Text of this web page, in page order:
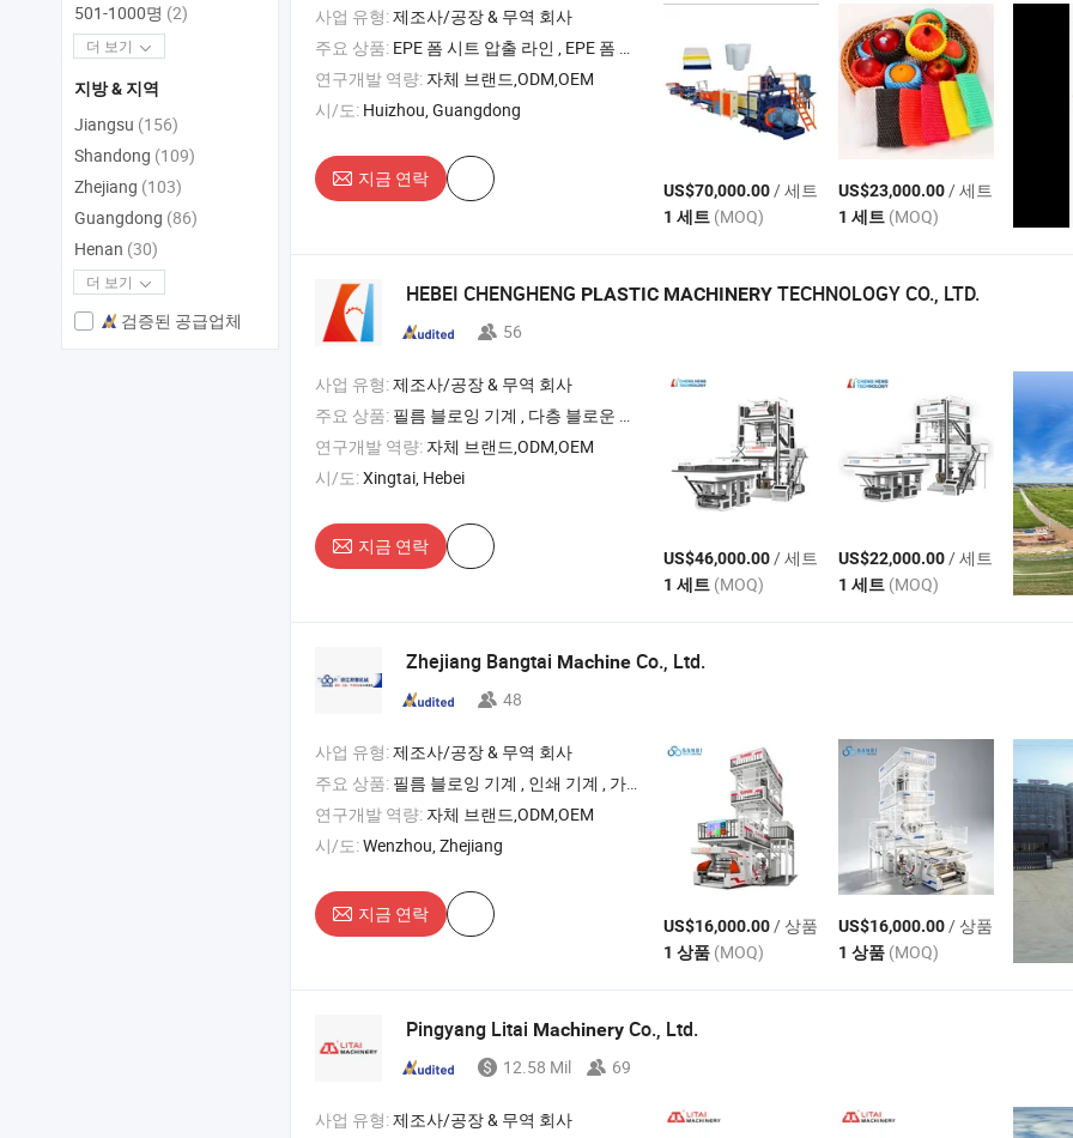
사업 유형:제조사/공장 & 무역 회사
주요 상품: EPE 폼 시트 압출 라인 , EPE 폼 과일 네트 압출 라인 , 플라스틱 압출기 , 폼 기계 , EPE 압출기
연구개발 역량: 자체 브랜드,ODM,OEM
시/도: Huizhou, Guangdong
지금 연락
US$70,000.00/ 세트
1 세트 (MOQ)
US$23,000.00/ 세트
1 세트 (MOQ)
HEBEI CHENGHENG PLASTIC MACHINERY TECHNOLOGY CO., LTD.
56
사업 유형:제조사/공장 & 무역 회사
주요 상품: 필름 블로잉 기계 , 다층 블로운 필름 라인 , ABA 필름 블로잉 기계 , 3층 필름 블로잉 기계 , 5-9층 블로운 필름 압출 생산 라인
연구개발 역량: 자체 브랜드,ODM,OEM
시/도:Xingtai, Hebei
지금 연락
US$46,000.00/ 세트
1 세트 (MOQ)
US$22,000.00/ 세트
1 세트 (MOQ)
Zhejiang Bangtai Machine Co., Ltd.
48
사업 유형:제조사/공장 & 무역 회사
주요 상품: 필름 블로잉 기계 , 인쇄 기계 , 가방 제작 기계 , 재활용 기계 , 슬리팅 기계
연구개발 역량: 자체 브랜드,ODM,OEM
시/도:Wenzhou, Zhejiang
지금 연락
US$16,000.00/ 상품
1 상품 (MOQ)
US$16,000.00/ 상품
1 상품 (MOQ)
Pingyang Litai Machinery Co., Ltd.
12.58 Mil 69
사업 유형:제조사/공장 & 무역 회사
501-1000명 (2)
더 보기
지방 & 지역
Jiangsu (156)
Shandong (109)
Zhejiang (103)
Guangdong (86)
Henan (30)
더 보기
검증된 공급업체